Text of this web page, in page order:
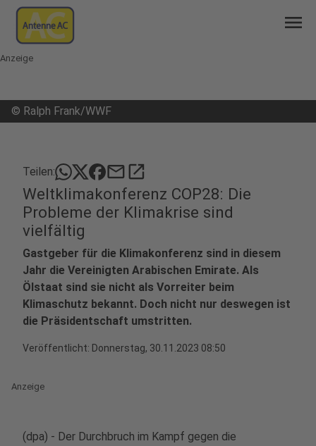
menu
Anzeige
© Ralph Frank/WWF
Teilen: mailopen_in_new
Weltklimakonferenz COP28: Die
Probleme der Klimakrise sind
vielfältig
Gastgeber für die Klimakonferenz sind in diesem
Jahr die Vereinigten Arabischen Emirate. Als
Ölstaat sind sie nicht als Vorreiter beim
Klimaschutz bekannt. Doch nicht nur deswegen ist
die Präsidentschaft umstritten.
Veröffentlicht: Donnerstag, 30.11.2023 08:50
Anzeige
(dpa) - Der Durchbruch im Kampf gegen die